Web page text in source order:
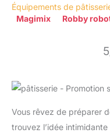
Équipements de
Magimix
Robby
Vous rêvez de préparer
trouvez l’idée